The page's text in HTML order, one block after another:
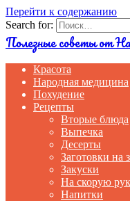
Перейти к содержанию
Search for:
Полезные советы от
Красота
Народная медицина
Похудение
Рецепты
Вторые блюда
Выпечка
Десерты
Заготовки на
Закуски
На скорую
Напитки